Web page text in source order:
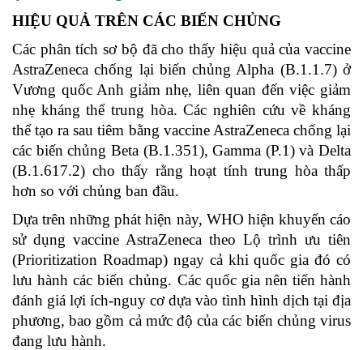
HIỆU QUẢ TRÊN CÁC BIẾN CHỦNG
Các phân tích sơ bộ đã cho thấy hiệu quả của vaccine
AstraZeneca chống lại biến chủng Alpha (B.1.1.7) ở
Vương quốc Anh giảm nhẹ, liên quan đến việc giảm
nhẹ kháng thể trung hòa. Các nghiên cứu về kháng
thể tạo ra sau tiêm bằng vaccine AstraZeneca chống lại
các biến chủng Beta (B.1.351), Gamma (P.1) và Delta
(B.1.617.2) cho thấy rằng hoạt tính trung hòa thấp
hơn so với chủng ban đầu.
Dựa trên những phát hiện này, WHO hiện khuyến cáo
sử dụng vaccine AstraZeneca theo Lộ trình ưu tiên
(Prioritization Roadmap) ngay cả khi quốc gia đó có
lưu hành các biến chủng. Các quốc gia nên tiến hành
đánh giá lợi ích-nguy cơ dựa vào tình hình dịch tại địa
phương, bao gồm cả mức độ của các biến chủng virus
đang lưu hành.